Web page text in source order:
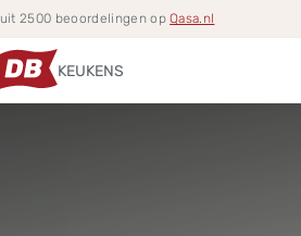
uit 2500 beoordelingen opQasa.nl
KEUKENS